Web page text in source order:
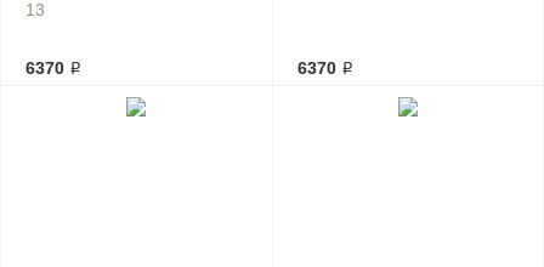
13
6370 ₽ 6370 ₽